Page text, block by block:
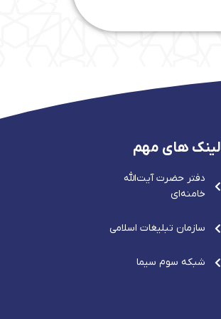
لینک های مهم
دفتر حضرت آيت‌الله‌
خامنه‌ای
سازمان تبلیغات اسلامی
شبکه سوم سیما